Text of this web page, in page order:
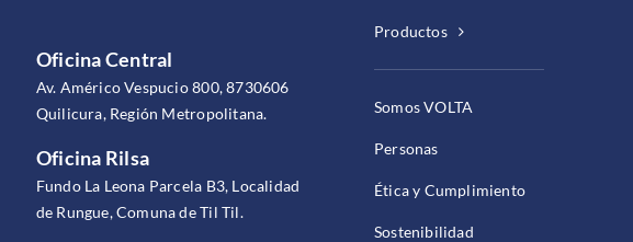
Oficina Central
Av. Américo Vespucio 800, 8730606
Quilicura, Región Metropolitana.
Oficina Rilsa
Fundo La Leona Parcela B3, Localidad
de Rungue, Comuna de Til Til.
Productos
Somos VOLTA
Personas
Ética y Cumplimiento
Sostenibilidad